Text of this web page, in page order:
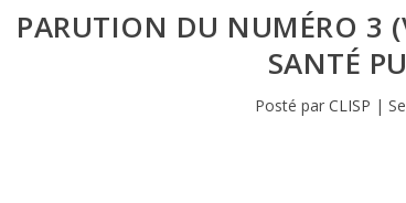
PARUTION DU NUMÉRO 3
SANTÉ
Posté par CLISP |